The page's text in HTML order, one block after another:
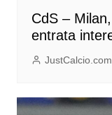
CdS –
entrata
JustCalcio.com